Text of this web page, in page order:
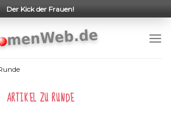
Der Kick der Frauen!
ARTIKEL ZURUNDE